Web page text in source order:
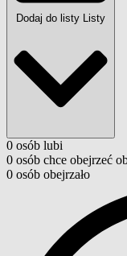
Dodaj do listy Listy
0 osób lubi
0 osób chce obejrzeć
0 osób obejrzało